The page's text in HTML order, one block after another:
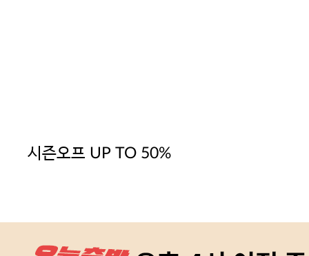
시즌오프 UP TO 50%